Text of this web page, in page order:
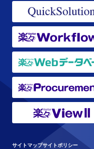
サイトマップサイトポリシー